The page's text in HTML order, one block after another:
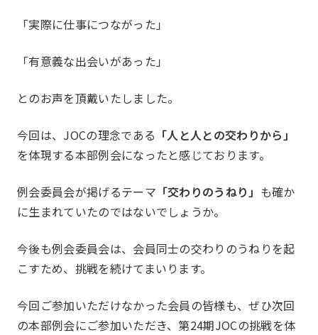
「実際に仕事につながった」
「有意義な出会いがあった」
とのお声を頂戴いたしました。
今回は、JOCの理念である 「人と人との交わりから」
を体現する本部例会になったと感じております。
例会委員会が掲げるテーマ 「交わりのうねり」 も確か
に生まれていたのではないでしょうか。
今後も例会委員会は、会員同士の交わりのうねりを起
こすため、挑戦を続けてまいります。
今回ご参加いただけなかった会員の皆様も、ぜひ次回
の本部例会にご参加いただき、第24期JOCの挑戦を体